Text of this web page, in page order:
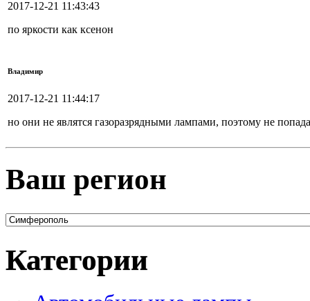
2017-12-21 11:43:43
по яркости как ксенон
Владимир
2017-12-21 11:44:17
но они не являтся газоразрядными лампами, поэтому не
Ваш регион
Категории